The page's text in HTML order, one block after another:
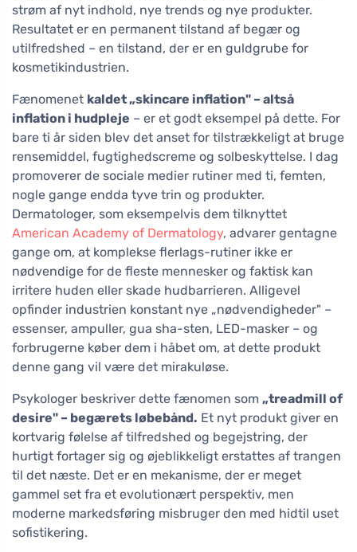
strøm af nyt indhold, nye trends og nye produkter.
Resultatet er en permanent tilstand af begær og
utilfredshed – en tilstand, der er en guldgrube for
kosmetikindustrien.
Fænomenet kaldet „skincare inflation" – altså
inflation i hudpleje – er et godt eksempel på dette. For
bare ti år siden blev det anset for tilstrækkeligt at bruge
rensemiddel, fugtighedscreme og solbeskyttelse. I dag
promoverer de sociale medier rutiner med ti, femten,
nogle gange endda tyve trin og produkter.
Dermatologer, som eksempelvis dem tilknyttet
American Academy of Dermatology, advarer gentagne
gange om, at komplekse flerlags-rutiner ikke er
nødvendige for de fleste mennesker og faktisk kan
irritere huden eller skade hudbarrieren. Alligevel
opfinder industrien konstant nye „nødvendigheder" –
essenser, ampuller, gua sha-sten, LED-masker – og
forbrugerne køber dem i håbet om, at dette produkt
denne gang vil være det mirakuløse.
Psykologer beskriver dette fænomen som „treadmill of
desire" – begærets løbebånd. Et nyt produkt giver en
kortvarig følelse af tilfredshed og begejstring, der
hurtigt fortager sig og øjeblikkeligt erstattes af trangen
til det næste. Det er en mekanisme, der er meget
gammel set fra et evolutionært perspektiv, men
moderne markedsføring misbruger den med hidtil uset
sofistikering.